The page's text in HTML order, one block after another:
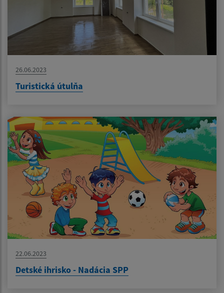
26.06.2023
Turistická útulňa
22.06.2023
Detské ihrisko - Nadácia SPP